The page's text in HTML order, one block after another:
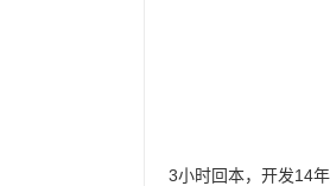
3小时回本，开发14